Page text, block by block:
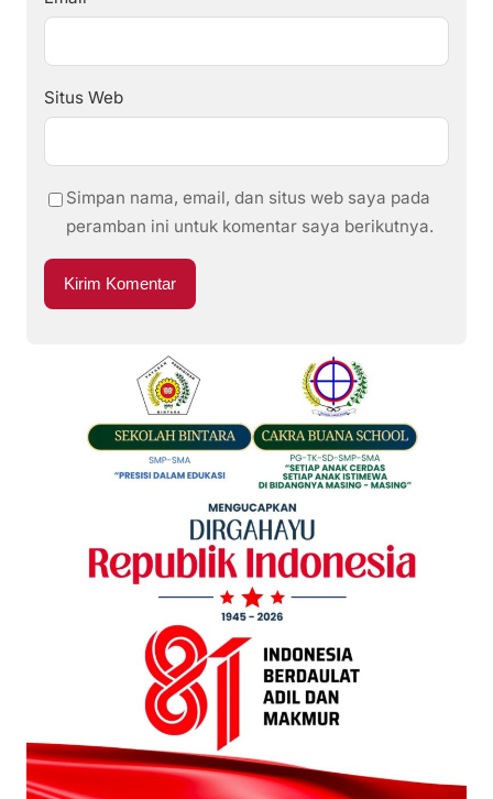
Situs Web
Simpan nama, email, dan situs web saya pada
peramban ini untuk komentar saya berikutnya.